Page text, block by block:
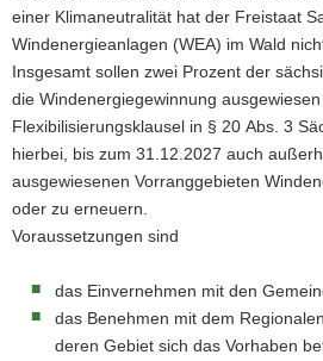
r
g
r
e
i
f
e
n
d
N
a
i
g
a
t
i
o
n
l
t
r
e
i
c
h
einer Klimaneutralität hat der Freistaat
Windenergieanlagen (WEA) im Wald
Insgesamt sollen zwei Prozent der
die Windenergiegewinnung
Flexibilisierungsklausel in § 20 Abs. 3
hierbei, bis zum 31.12.2027 auch
ausgewiesenen Vorranggebieten
oder zu erneuern.
Voraussetzungen sind
das Einvernehmen mit den
das Benehmen mit dem
deren Gebiet sich das Vorhaben